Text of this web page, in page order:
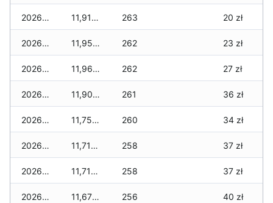
2026-01-24 11,910 zł 263 20 zł
2026-01-23 11,950 zł 262 23 zł
2026-01-22 11,960 zł 262 27 zł
2026-01-21 11,900 zł 261 36 zł
2026-01-20 11,750 zł 260 34 zł
2026-01-19 11,710 zł 258 37 zł
2026-01-18 11,710 zł 258 37 zł
2026-01-17 11,670 zł 256 40 zł